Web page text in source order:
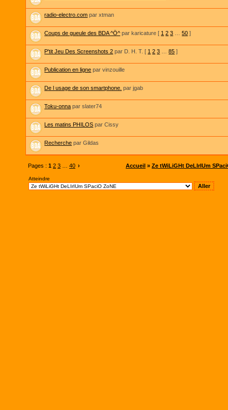
radio-electro.com par xtman
Coups de gueule des BDA ^Ö^ par karicature [ 1 2 3 50 ]
P'tit Jeu Des Screenshots 2 par D. H. T. [ 1 2 3 85 ]
Publication en ligne par vinzouille
De l usage de son smartphone. par jgab
Toku-onna par slater74
Les matins PHILOS par Cissy
Recherche par Gildas
Pages : 1 2 3 40 › Accueil » Ze tWiLiGHt DeLIrIUm
Atteindre